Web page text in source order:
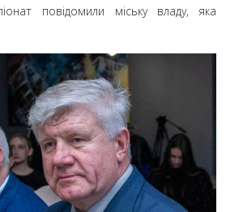
повідомили міську владу, яка